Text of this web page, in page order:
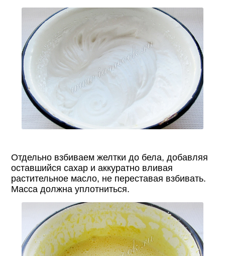
Отдельно взбиваем желтки до бела, добавляя
оставшийся сахар и аккуратно вливая
растительное масло, не переставая взбивать.
Масса должна уплотниться.